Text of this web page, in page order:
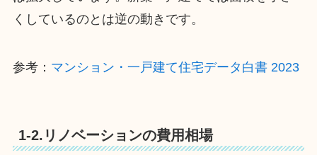
くしているのとは逆の動きです。
参考： マンション・一戸建て住宅データ白書 2023
1-2.リノベーションの費用相場